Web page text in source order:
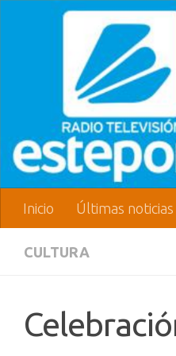
Inicio Últimas noticias
CULTURA